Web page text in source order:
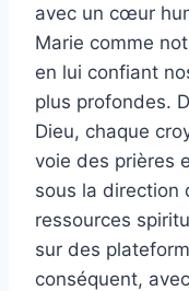
avec un cœur
Marie comme
en lui confiant
plus profondes.
Dieu, chaque
voie des prières
sous la direction
ressources
sur des
conséquent,